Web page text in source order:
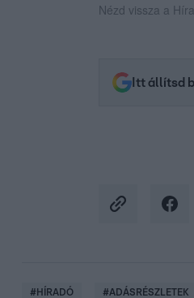
Nézd vissza a
Itt állítsd
#HÍRADÓ #ADÁSRÉSZLETEK